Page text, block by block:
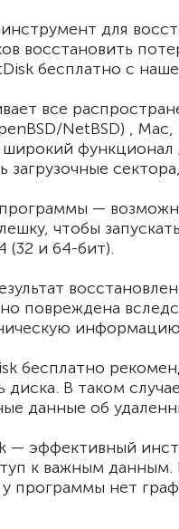
для
восстановить
бесплатно с
все
NetBSD) ,
функционал
загрузочные
—
чтобы
(32 и 64-бит).
повреждена
бесплатно
В таком
данные об
— эффективный
к важным
программы нет